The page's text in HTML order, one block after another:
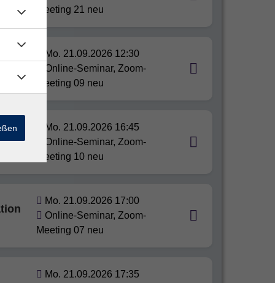
Meeting 21 neu
Mo. 21.09.2026 12:30
Online-Seminar, Zoom-
Meeting 09 neu
Mo. 21.09.2026 16:45
Online-Seminar, Zoom-
Meeting 10 neu
Mo. 21.09.2026 17:00
Online-Seminar, Zoom-
Meeting 07 neu
Mo. 21.09.2026 17:35